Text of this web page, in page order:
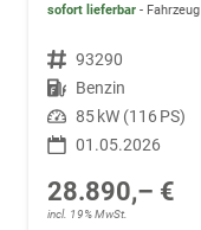
sofort lieferbar
Fahrzeugnr. 93290
Kraftstoff Benzin
Leistung 85 kW (116 PS)
01.05.2026
28.890,– €
incl. 19% MwSt.